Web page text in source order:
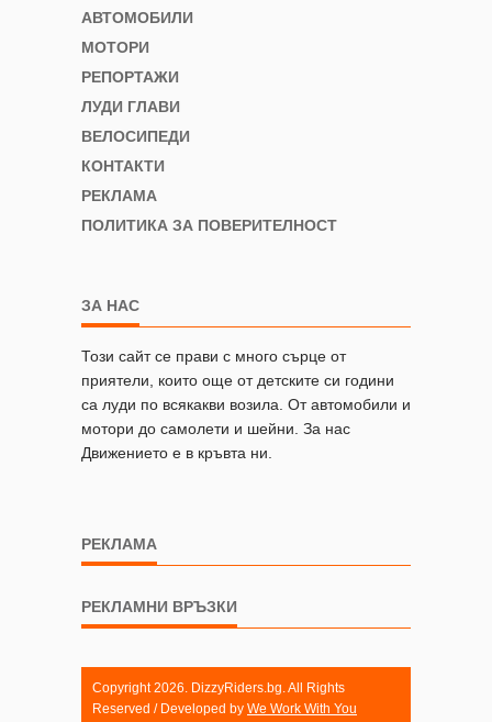
АВТОМОБИЛИ
МОТОРИ
РЕПОРТАЖИ
ЛУДИ ГЛАВИ
ВЕЛОСИПЕДИ
КОНТАКТИ
РЕКЛАМА
ПОЛИТИКА ЗА ПОВЕРИТЕЛНОСТ
ЗА НАС
Този сайт се прави с много сърце от
приятели, които още от детските си години
са луди по всякакви возила. От автомобили и
мотори до самолети и шейни. За нас
Движението е в кръвта ни.
РЕКЛАМА
РЕКЛАМНИ ВРЪЗКИ
Copyright 2026. DizzyRiders.bg. All Rights
Reserved / Developed by We Work With You